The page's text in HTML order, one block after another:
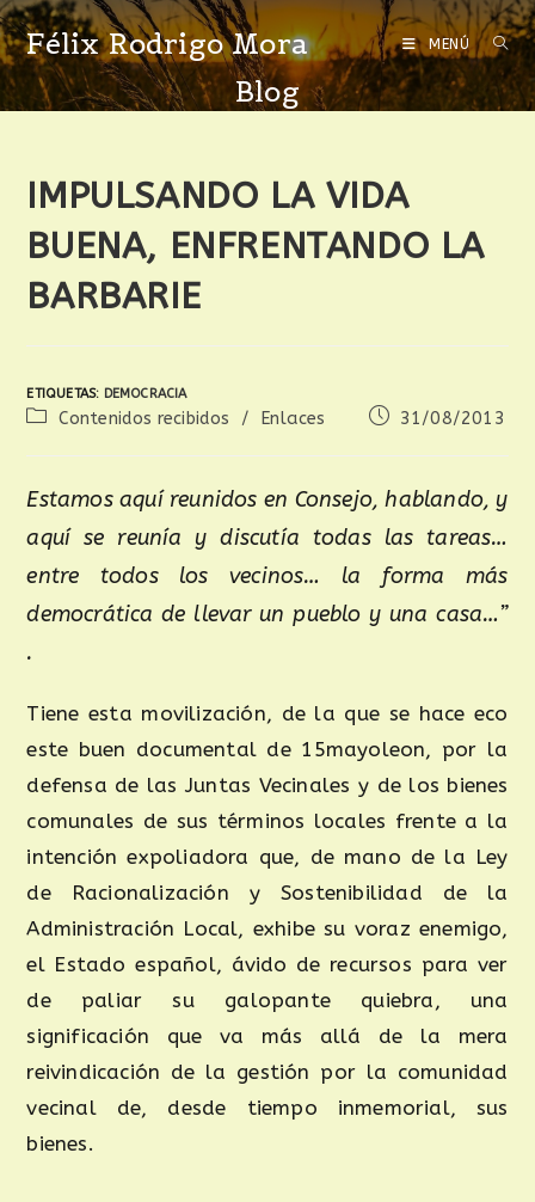
Félix Rodrigo Mora MENÚ
Blog
IMPULSANDO LA VIDA
BUENA, ENFRENTANDO LA
BARBARIE
ETIQUETAS: DEMOCRACIA
Contenidos recibidos / Enlaces 31/08/2013
Estamos aquí reunidos en Consejo, hablando, y
aquí se reunía y discutía todas las tareas…
entre todos los vecinos… la forma más
democrática de llevar un pueblo y una casa…”
.
Tiene esta movilización, de la que se hace eco
este buen documental de 15mayoleon, por la
defensa de las Juntas Vecinales y de los bienes
comunales de sus términos locales frente a la
intención expoliadora que, de mano de la Ley
de Racionalización y Sostenibilidad de la
Administración Local, exhibe su voraz enemigo,
el Estado español, ávido de recursos para ver
de paliar su galopante quiebra, una
significación que va más allá de la mera
reivindicación de la gestión por la comunidad
vecinal de, desde tiempo inmemorial, sus
bienes.